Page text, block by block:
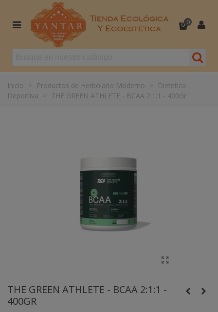
0
Inicio > Productos de Herbolario Moderno >
Dietetica
Deportiva > THE GREEN ATHLETE - BCAA 2:1:1 - 400Gr
THE GREEN ATHLETE - BCAA 2:1:1 -
400GR